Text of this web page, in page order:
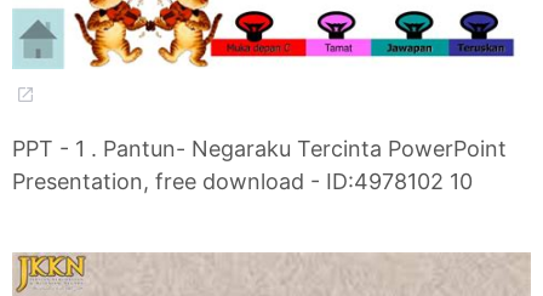
PPT - 1 . Pantun- Negaraku Tercinta PowerPoint
Presentation, free download - ID:4978102 10